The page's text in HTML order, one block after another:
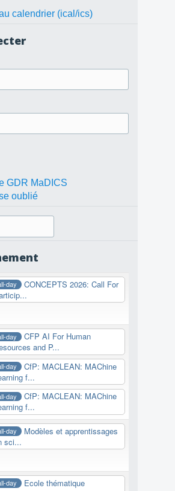
calendrier (ical/ics)
GDR MaDICS
oublié
day
CONCEPTS 2026: Call For
day
CFP AI For Human
and P...
day
CfP: MACLEAN: MAChine
f...
day
CfP: MACLEAN: MAChine
f...
day
Modèles et apprentissages
sci...
day
Ecole thématique